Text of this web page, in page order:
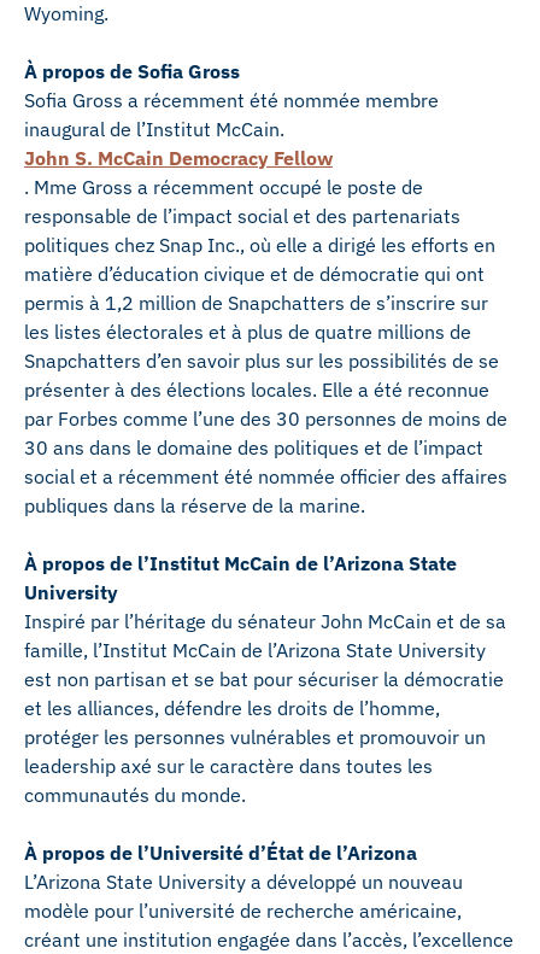
Wyoming.
À propos de Sofia Gross
Sofia Gross a récemment été nommée membre
inaugural de l’Institut McCain.
John S. McCain Democracy Fellow
. Mme Gross a récemment occupé le poste de
responsable de l’impact social et des partenariats
politiques chez Snap Inc., où elle a dirigé les efforts en
matière d’éducation civique et de démocratie qui ont
permis à 1,2 million de Snapchatters de s’inscrire sur
les listes électorales et à plus de quatre millions de
Snapchatters d’en savoir plus sur les possibilités de se
présenter à des élections locales. Elle a été reconnue
par Forbes comme l’une des 30 personnes de moins de
30 ans dans le domaine des politiques et de l’impact
social et a récemment été nommée officier des affaires
publiques dans la réserve de la marine.
À propos de l’Institut McCain de l’Arizona State
University
Inspiré par l’héritage du sénateur John McCain et de sa
famille, l’Institut McCain de l’Arizona State University
est non partisan et se bat pour sécuriser la démocratie
et les alliances, défendre les droits de l’homme,
protéger les personnes vulnérables et promouvoir un
leadership axé sur le caractère dans toutes les
communautés du monde.
À propos de l’Université d’État de l’Arizona
L’Arizona State University a développé un nouveau
modèle pour l’université de recherche américaine,
créant une institution engagée dans l’accès, l’excellence